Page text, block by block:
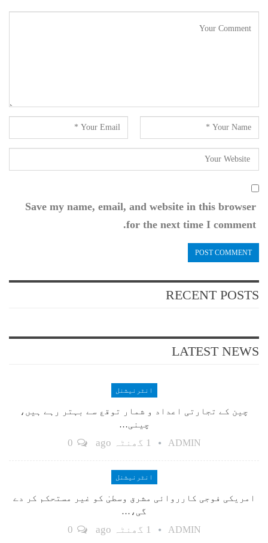
Save my name, email, and website in this browser
for the next time I comment.
RECENT POSTS
LATEST NEWS
انٹرنیشنل
چین کے تجارتی اعداد و شمار توقع سے بہتر رہے ہیں،
چینی…
ADMIN 1 گھنٹہ ago
انٹرنیشنل
امریکی فوجی کارروائی مشرق وسطیٰ کو غیر مستحکم کر دے
گی،…
ADMIN 1 گھنٹہ ago